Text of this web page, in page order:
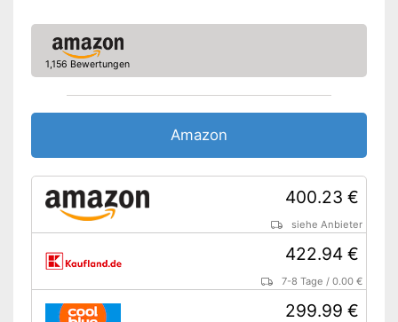
1,156 Bewertungen
Amazon
400.23 €
siehe Anbieter
422.94 €
7-8 Tage /0.00 €
299.99 €